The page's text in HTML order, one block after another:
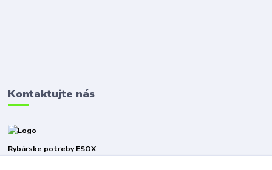
Kontaktujte nás
Rybárske potreby ESOX